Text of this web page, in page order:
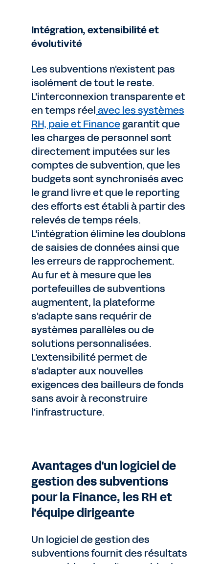
Intégration, extensibilité et
évolutivité
Les subventions n'existent pas
isolément de tout le reste.
L'interconnexion transparente et
en temps réelavec les systèmes
RH, paie et Financegarantit que
les charges de personnel sont
directement imputées sur les
comptes de subvention, que les
budgets sont synchronisés avec
le grand livre et que le reporting
des efforts est établi à partir des
relevés de temps réels.
L'intégration élimine les doublons
de saisies de données ainsi que
les erreurs de rapprochement.
Au fur et à mesure que les
portefeuilles de subventions
augmentent, la plateforme
s'adapte sans requérir de
systèmes parallèles ou de
solutions personnalisées.
L'extensibilité permet de
s'adapter aux nouvelles
exigences des bailleurs de fonds
sans avoir à reconstruire
l'infrastructure.
Avantages d'un logiciel de
gestion des subventions
pour la Finance, les RH et
l'équipe dirigeante
Un logiciel de gestion des
subventions fournit des résultats